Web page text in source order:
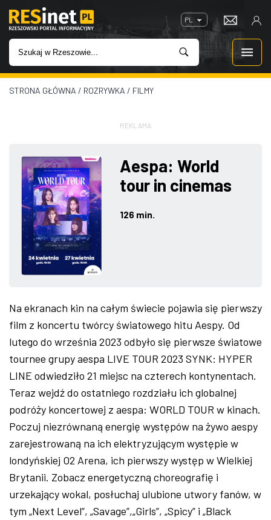
PL
WIADOMOŚCI
IMPREZY
ROZRYWKA
W KINACH
GASTRONOMIA
W RZESZOWIE
STRONA GŁÓWNA / ROZRYWKA / FILMY
REKLAMA
Aespa: World
tour in cinemas
126 min.
Na ekranach kin na całym świecie pojawia się pierwszy
film z koncertu twórcy światowego hitu Aespy. Od
lutego do września 2023 odbyło się pierwsze światowe
tournee grupy aespa LIVE TOUR 2023 SYNK: HYPER
LINE odwiedziło 21 miejsc na czterech kontynentach.
Teraz wejdź do ostatniego rozdziału ich globalnej
podróży koncertowej z aespa: WORLD TOUR w kinach.
Poczuj niezrównaną energię występów na żywo aespy
zarejestrowaną na ich elektryzującym występie w
londyńskiej O2 Arena, ich pierwszy występ w Wielkiej
Brytanii. Zobacz energetyczną choreografię i
urzekający wokal, posłuchaj ulubione utwory fanów, w
tym „Next Level”, „Savage”,„Girls”, „Spicy” i „Black